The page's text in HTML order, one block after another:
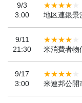
9/3
3:00
地区連銀景
9/11
21:30
米消費者物
9/17
3:00
米連邦公開